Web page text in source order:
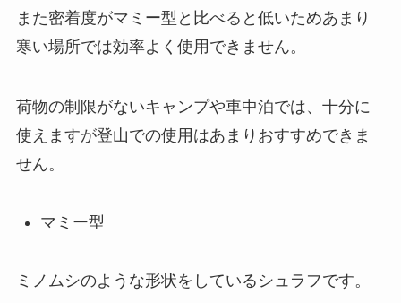
また密着度がマミー型と比べると低いためあまり
寒い場所では効率よく使用できません。
荷物の制限がないキャンプや車中泊では、十分に
使えますが登山での使用はあまりおすすめできま
せん。
マミー型
ミノムシのような形状をしているシュラフです。